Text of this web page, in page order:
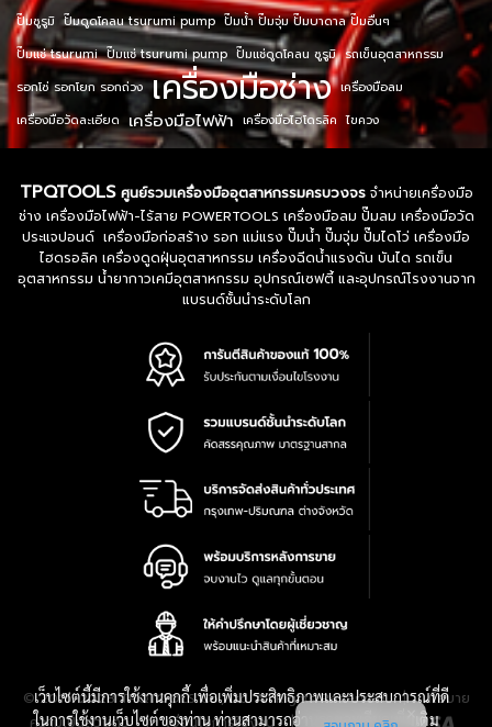
ปั๊มซูรูมิ ปั๊มดูดโคลน tsurumi pump ปั๊มน้ำ ปั๊มจุ่ม ปั๊มบาดาล ปั๊มอื่นๆ
ปั๊มแช่ tsurumi ปั๊มแช่ tsurumi pump ปั๊มแช่ดูดโคลน ซูรูมิ รถเข็นอุตสาหกรรม
รอกโซ่ รอกโยก รอกถ่วง เครื่องมือช่าง เครื่องมือลม
เครื่องมือวัดละเอียด เครื่องมือไฟฟ้า เครื่องมือไฮโดรลิค ไขควง
TPQTOOLS ศูนย์รวมเครื่องมืออุตสาหกรรมครบวงจรจำหน่ายเครื่องมือ
ช่าง เครื่องมือไฟฟ้า-ไร้สาย POWERTOOLS เครื่องมือลม ปั๊มลม เครื่องมือวัด
ประแจปอนด์ เครื่องมือก่อสร้าง รอก แม่แรง ปั๊มน้ำ ปั๊มจุ่ม ปั๊มไดโว่ เครื่องมือ
ไฮดรอลิค เครื่องดูดฝุ่นอุตสาหกรรม เครื่องฉีดน้ำแรงดัน บันได รถเข็น
อุตสาหกรรม น้ำยากาวเคมีอุตสาหกรรม อุปกรณ์เซฟตี้ และอุปกรณ์โรงงานจาก
แบรนด์ชั้นนำระดับโลก
© 2016-2028 TPQTOOLS Co., Ltd. All Rights Reserved.|นโยบาย
ความเป็นส่วนตัว|เงื่อนไขการใช้งาน| แผนที่สินค้า
เว็บไซต์นี้มีการใช้งานคุกกี้ เพื่อเพิ่มประสิทธิภาพและประสบการณ์ที่ดี
ในการใช้งานเว็บไซต์ของท่าน ท่านสามารถอ่านรายละเอียดเพิ่มเติม